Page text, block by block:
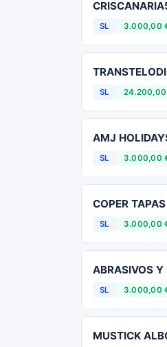
SL 3.000,00
SL
AMJ
SL 3.000,00
COPER
SL 3.000,00
ABRASIVOS Y
SL 3.000,00
MUSTICK